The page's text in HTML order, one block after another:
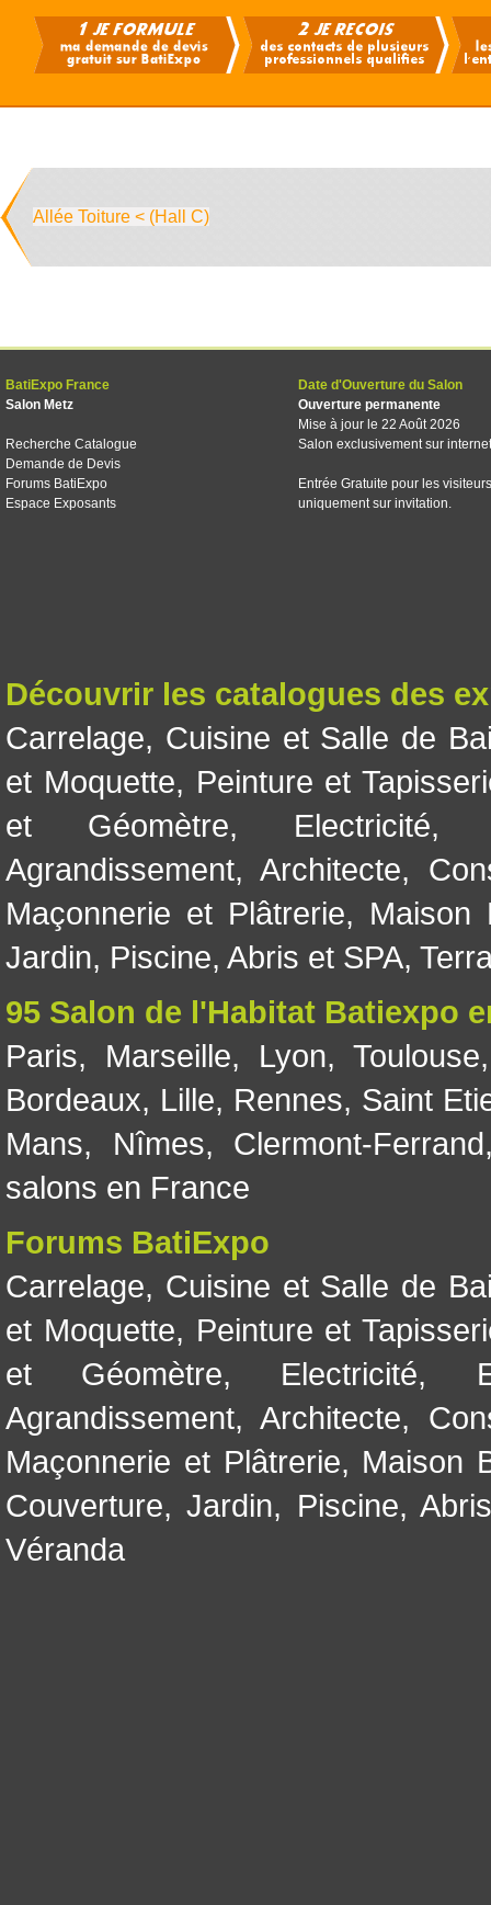
Allée Toiture < (Hall C)
BatiExpo France
Salon Metz
Recherche Catalogue
Demande de Devis
Forums BatiExpo
Espace Exposants
Date d'Ouverture du Salon
Ouverture permanente
Mise à jour le 22 Août 2026
Salon exclusivement sur internet
Entrée Gratuite pour les visiteurs
uniquement sur invitation.
Découvrir les catalogues des
Carrelage, Cuisine et Salle de
et Moquette, Peinture et
et Géomètre, Electricité
Agrandissement, Architecte,
Maçonnerie et Plâtrerie, Maison
Jardin, Piscine, Abris et SPA,
95 Salon de l'Habitat Batiexpo
Paris, Marseille, Lyon, Toulouse
Bordeaux, Lille, Rennes, Saint
Mans, Nîmes, Clermont-Ferrand
salons en France
Forums BatiExpo
Carrelage, Cuisine et Salle de
et Moquette, Peinture et
et Géomètre, Electricité,
Agrandissement, Architecte,
Maçonnerie et Plâtrerie, Maison
Couverture,Jardin, Piscine,
Véranda